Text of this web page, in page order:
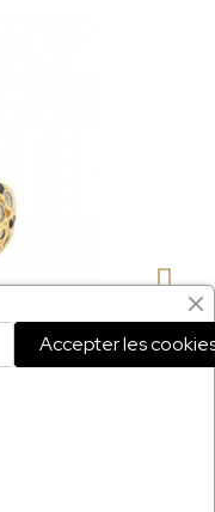
Accepter les